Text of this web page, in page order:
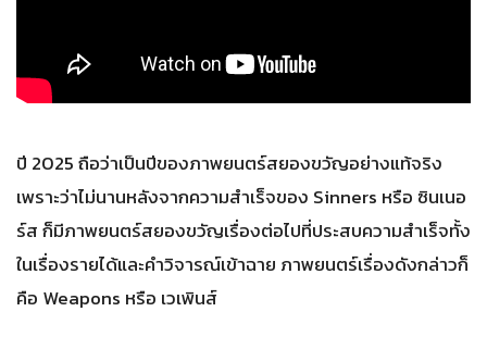
ปี 2025 ถือว่าเป็นปีของภาพยนตร์สยองขวัญอย่างแท้จริง
เพราะว่าไม่นานหลังจากความสำเร็จของ Sinners หรือ ซินเนอ
ร์ส ก็มีภาพยนตร์สยองขวัญเรื่องต่อไปที่ประสบความสำเร็จทั้ง
ในเรื่องรายได้และคำวิจารณ์เข้าฉาย ภาพยนตร์เรื่องดังกล่าวก็
คือ Weapons หรือ เวเพินส์